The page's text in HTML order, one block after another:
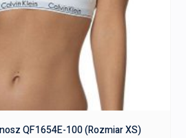
QF1654E-100 (Rozmiar XS)